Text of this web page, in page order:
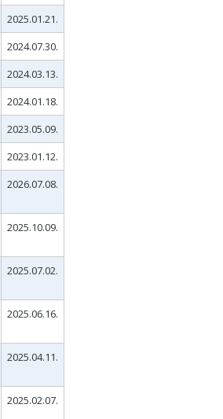
2025.01.21.
2024.07.30.
2024.03.13.
2024.01.18.
2023.05.09.
2023.01.12.
2026.07.08.
2025.10.09.
2025.07.02.
2025.06.16.
2025.04.11.
2025.02.07.